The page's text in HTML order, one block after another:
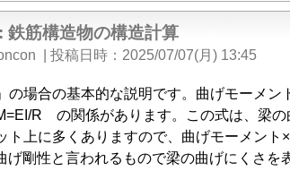
鉄筋構造物の構造計算
投稿日時 2025/07/07(月) 13:45
の場合の基本的な説明です。曲げモーメ
R の関係があります。この式は、梁の
ト上に多くありますので、曲げモーメント
剛性と言われるもので梁の曲げにくさを